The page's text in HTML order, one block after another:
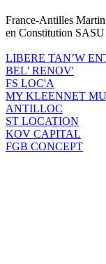
France-Antilles
en Constitution SASU
LIBERE TAN’W
BEL' RENOV'
FS LOC'A
MY KLEENNET
ANTILLOC
ST LOCATION
KOV CAPITAL
FGB CONCEPT